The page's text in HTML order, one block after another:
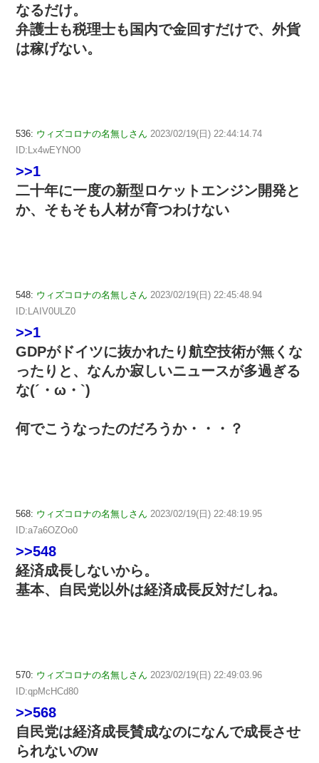
なるだけ。
弁護士も税理士も国内で金回すだけで、外貨
は稼げない。
536: ウィズコロナの名無しさん 2023/02/19(日) 22:44:14.74
ID:Lx4wEYNO0
>>1
二十年に一度の新型ロケットエンジン開発と
か、そもそも人材が育つわけない
548: ウィズコロナの名無しさん 2023/02/19(日) 22:45:48.94
ID:LAIV0ULZ0
>>1
GDPがドイツに抜かれたり航空技術が無くな
ったりと、なんか寂しいニュースが多過ぎる
な(´・ω・`)
何でこうなったのだろうか・・・？
568: ウィズコロナの名無しさん 2023/02/19(日) 22:48:19.95
ID:a7a6OZOo0
>>548
経済成長しないから。
基本、自民党以外は経済成長反対だしね。
570: ウィズコロナの名無しさん 2023/02/19(日) 22:49:03.96
ID:qpMcHCd80
>>568
自民党は経済成長賛成なのになんで成長させ
られないのw